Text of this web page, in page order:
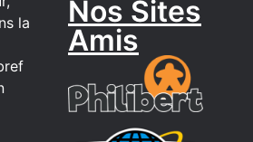
la
Nos Sites
Amis